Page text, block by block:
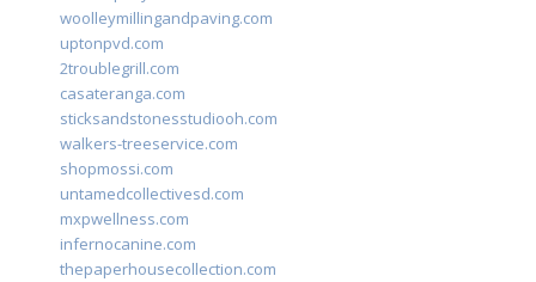
woolleymillingandpaving.com
uptonpvd.com
2troublegrill.com
casateranga.com
sticksandstonesstudiooh.com
walkers-treeservice.com
shopmossi.com
untamedcollectivesd.com
mxpwellness.com
infernocanine.com
thepaperhousecollection.com